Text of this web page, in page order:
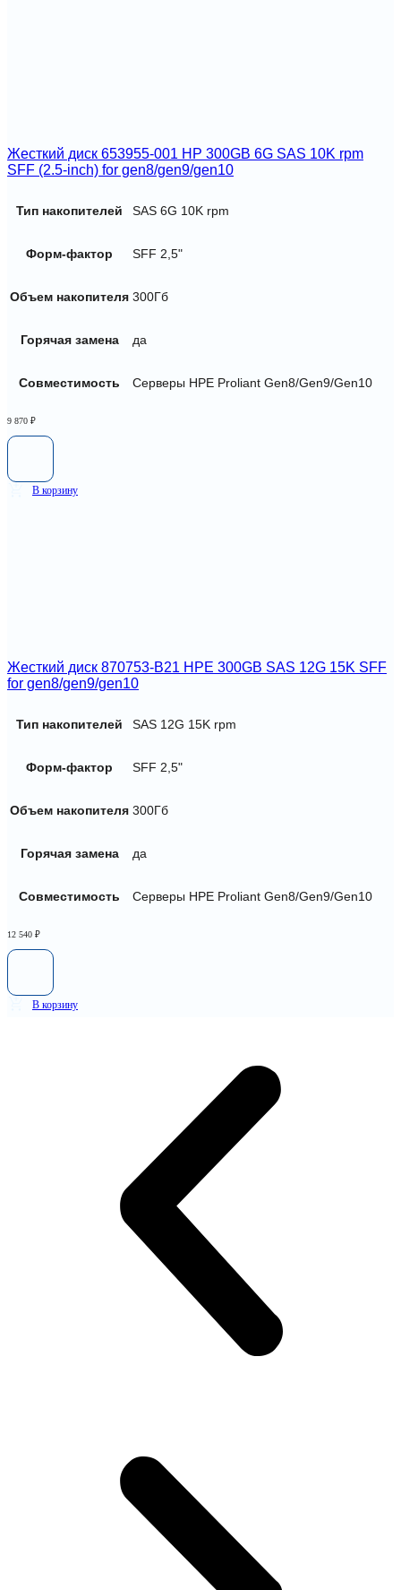
Жесткий диск 653955-001 HP 300GB 6G SAS 10K rpm
SFF (2.5-inch) for gen8/gen9/gen10
Тип накопителей SAS 6G 10K rpm
Форм-фактор SFF 2,5"
Объем накопителя 300Гб
Горячая замена да
Совместимость Серверы HPE Proliant Gen8/Gen9/Gen10
9 870 ₽
В корзину
Жесткий диск 870753-B21 HPE 300GB SAS 12G 15K SFF
for gen8/gen9/gen10
Тип накопителей SAS 12G 15K rpm
Форм-фактор SFF 2,5"
Объем накопителя 300Гб
Горячая замена да
Совместимость Серверы HPE Proliant Gen8/Gen9/Gen10
12 540 ₽
В корзину